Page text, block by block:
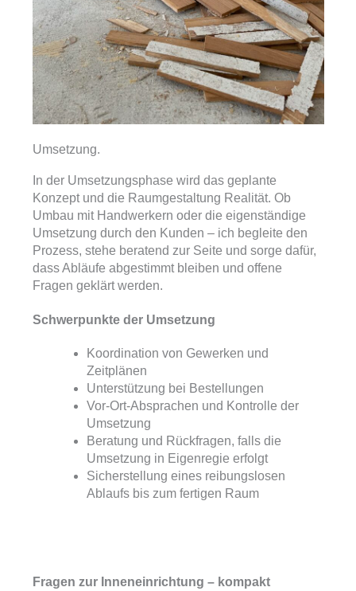
Umsetzung.
In der Umsetzungsphase wird das geplante
Konzept und die Raumgestaltung Realität. Ob
Umbau mit Handwerkern oder die eigenständige
Umsetzung durch den Kunden – ich begleite den
Prozess, stehe beratend zur Seite und sorge dafür,
dass Abläufe abgestimmt bleiben und offene
Fragen geklärt werden.
Schwerpunkte der Umsetzung
Koordination von Gewerken und
Zeitplänen
Unterstützung bei Bestellungen
Vor-Ort-Absprachen und Kontrolle der
Umsetzung
Beratung und Rückfragen, falls die
Umsetzung in Eigenregie erfolgt
Sicherstellung eines reibungslosen
Ablaufs bis zum fertigen Raum
Fragen zur Inneneinrichtung – kompakt